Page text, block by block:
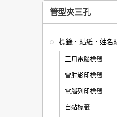
管型夾三孔
標籤．貼紙．姓名
三用電腦標籤
雷射影印標籤
電腦列印標籤
自黏標籤